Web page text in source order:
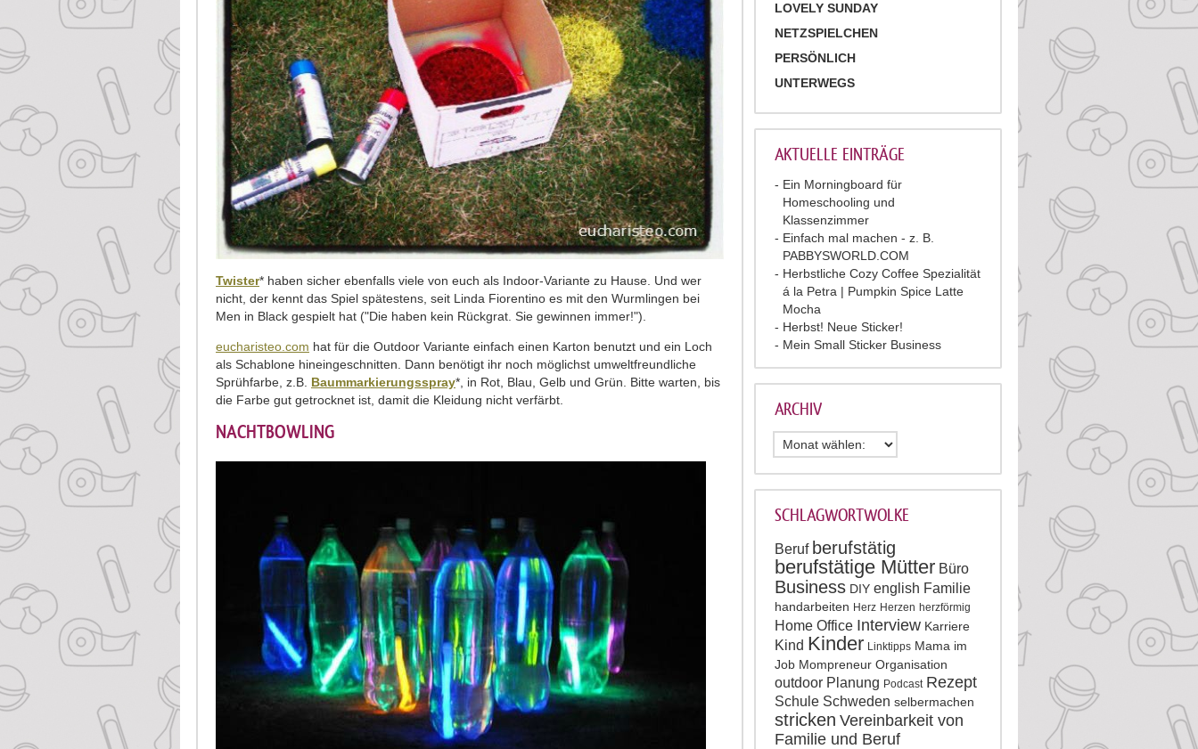
LOVELY SUNDAY
NETZSPIELCHEN
PERSÖNLICH
UNTERWEGS
AKTUELLE EINTRÄGE
Ein Morningboard für
Homeschooling und
Klassenzimmer
Einfach mal machen - z. B.
PABBYSWORLD.COM
Herbstliche Cozy Coffee Spezialität
á la Petra | Pumpkin Spice Latte
Mocha
Herbst! Neue Sticker!
Mein Small Sticker Business
ARCHIV
SCHLAGWORTWOLKE
Beruf berufstätig
berufstätige Mütter Büro
Business DIY english Familie
handarbeiten Herz Herzen herzförmig
Home Office Interview Karriere
Kind Kinder Linktipps Mama im
Job Mompreneur Organisation
outdoor Planung Podcast Rezept
Schule Schweden selbermachen
stricken Vereinbarkeit von
Familie und Beruf
Twister* haben sicher ebenfalls viele von euch als Indoor-Variante zu Hause. Und wer
nicht, der kennt das Spiel spätestens, seit Linda Fiorentino es mit den Wurmlingen bei
Men in Black gespielt hat ("Die haben kein Rückgrat. Sie gewinnen immer!").
eucharisteo.com hat für die Outdoor Variante einfach einen Karton benutzt und ein Loch
als Schablone hineingeschnitten. Dann benötigt ihr noch möglichst umweltfreundliche
Sprühfarbe, z.B. Baummarkierungsspray*, in Rot, Blau, Gelb und Grün. Bitte warten, bis
die Farbe gut getrocknet ist, damit die Kleidung nicht verfärbt.
NACHTBOWLING